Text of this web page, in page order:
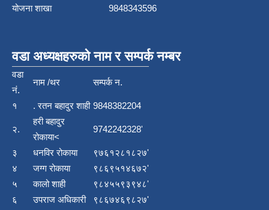
योजना शाखा
9848343596
वडा अध्यक्षहरुको नाम र सम्पर्क नम्बर
वडा
नं.
नाम /थर सम्पर्क न.
१ . रतन बहादुर शाही 9848382204
२.
हरी बहादुर
रोकाया<
9742242328'
३ धनविर रोकाया
९७६१२८१८२७'
४
जग्ग रोकाया
९८६९५१४६७२'
५
कालो शाही
९८४५५९३९४८'
६
उपराज अधिकारी ९८६७४६९८२७'